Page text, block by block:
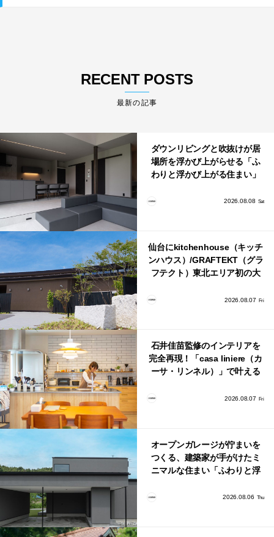
RECENT POSTS
最新の記事
ダウンリビングと吹抜けが居
場所を浮かび上がらせる「ふ
わりと浮かび上がる住まい」
2026.08.08 Sat
仙台にkitchenhouse（キッチ
ンハウス）/GRAFTEKT（グラ
フテクト）東北エリア初の大
2026.08.07 Fri
石井佳苗監修のインテリアを
完全再現！「casa liniere（カ
ーサ・リンネル）」で叶える
2026.08.07 Fri
オープンガレージが佇まいを
つくる、建築家が手がけたミ
ニマルな住まい「ふわりと浮
2026.08.06 Thu